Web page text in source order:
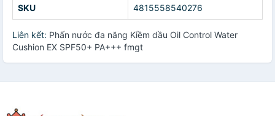
SKU 4815558540276
Liên kết: Phấn nước đa năng Kiềm dầu Oil Control Water
Cushion EX SPF50+ PA+++ fmgt